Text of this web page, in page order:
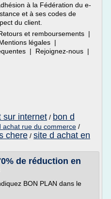
à la Fédération du e-
et à ses codes de
du client.
et remboursements |
légales |
| Rejoignez-nous |
sur internet / bon d
achat rue du commerce /
chere / site d achat en
de réduction en
BON PLAN dans le